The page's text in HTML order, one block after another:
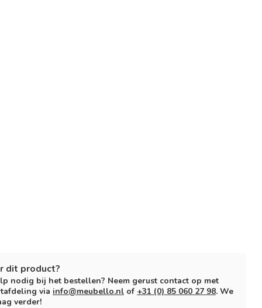
dit product?
nodig bij het bestellen? Neem gerust contact op met
via info@meubello.nl of +31 (0) 85 060 27 98. We
verder!